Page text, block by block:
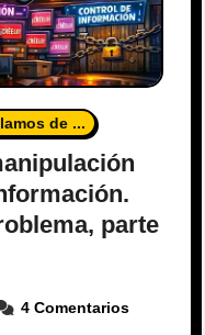
de ...
parte
4 Comentarios